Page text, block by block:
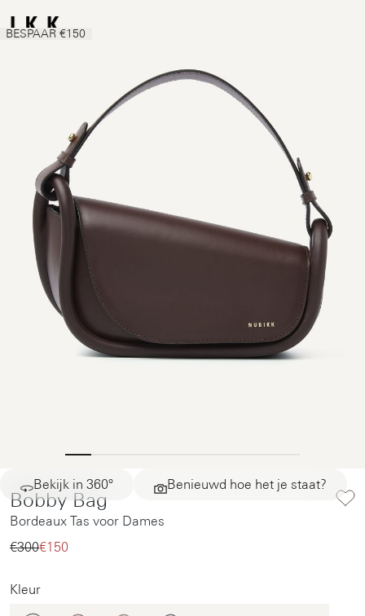
Bekijk in 360° Benieuwd hoe het je staat?
BESPAAR €150
Bobby Bag
Bordeaux Tas voor Dames
€300‌€150‌
Kleur